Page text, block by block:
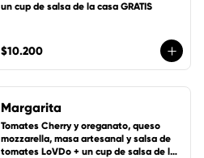
un cup de salsa de la casa GRATIS
$10.200
Margarita
Tomates Cherry y oreganato, queso
mozzarella, masa artesanal y salsa de
tomates LoVDo + un cup de salsa de la